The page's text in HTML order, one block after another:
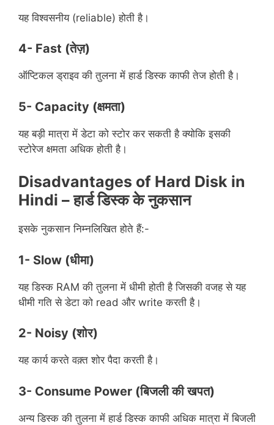
यह विश्वसनीय (reliable) होती है।
4- Fast (तेज़)
ऑप्टिकल ड्राइव की तुलना में हार्ड डिस्क काफी तेज होती है।
5- Capacity (क्षमता)
यह बड़ी मात्रा में डेटा को स्टोर कर सकती है क्योकि इसकी
स्टोरेज क्षमता अधिक होती है।
Disadvantages of Hard Disk in
Hindi –हार्ड डिस्क के नुकसान
इसके नुकसान निम्नलिखित होते हैं:-
1- Slow (धीमा)
यह डिस्क RAM की तुलना में धीमी होती है जिसकी वजह से यह
धीमी गति से डेटा को read और write करती है।
2- Noisy (शोर)
यह कार्य करते वक़्त शोर पैदा करती है।
3- Consume Power (बिजली की खपत)
अन्य डिस्क की तुलना में हार्ड डिस्क काफी अधिक मात्रा में बिजली